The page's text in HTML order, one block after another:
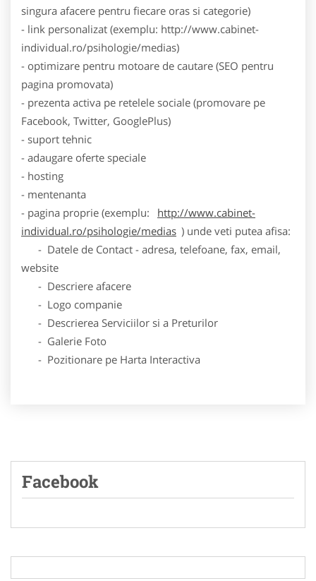
singura afacere pentru fiecare oras si categorie)
- link personalizat (exemplu: http://www.cabinet-
individual.ro/psihologie/medias)
- optimizare pentru motoare de cautare (SEO pentru
pagina promovata)
- prezenta activa pe retelele sociale (promovare pe
Facebook, Twitter, GooglePlus)
- suport tehnic
- adaugare oferte speciale
- hosting
- mentenanta
- pagina proprie (exemplu:
http://www.cabinet-
individual.ro/psihologie/medias ) unde veti putea afisa:
- Datele de Contact - adresa, telefoane, fax, email,
website
- Descriere afacere
- Logo companie
- Descrierea Serviciilor si a Preturilor
- Galerie Foto
- Pozitionare pe Harta Interactiva
Facebook